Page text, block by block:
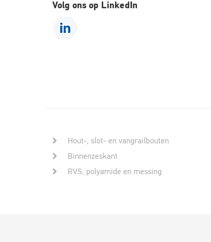
Volg ons op LinkedIn
Hout-, slot- en vangrailbouten
Binnenzeskant
RVS, polyamide en messing